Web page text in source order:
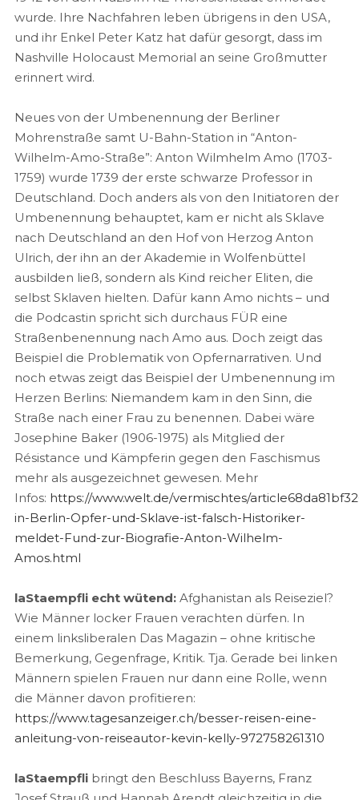
wurde. Ihre Nachfahren leben übrigens in den USA,
und ihr Enkel Peter Katz hat dafür gesorgt, dass im
Nashville Holocaust Memorial an seine Großmutter
erinnert wird.
Neues von der Umbenennung der Berliner
Mohrenstraße samt U-Bahn-Station in “Anton-
Wilhelm-Amo-Straße”: Anton Wilmhelm Amo (1703-
1759) wurde 1739 der erste schwarze Professor in
Deutschland. Doch anders als von den Initiatoren der
Umbenennung behauptet, kam er nicht als Sklave
nach Deutschland an den Hof von Herzog Anton
Ulrich, der ihn an der Akademie in Wolfenbüttel
ausbilden ließ, sondern als Kind reicher Eliten, die
selbst Sklaven hielten. Dafür kann Amo nichts – und
die Podcastin spricht sich durchaus FÜR eine
Straßenbenennung nach Amo aus. Doch zeigt das
Beispiel die Problematik von Opfernarrativen. Und
noch etwas zeigt das Beispiel der Umbenennung im
Herzen Berlins: Niemandem kam in den Sinn, die
Straße nach einer Frau zu benennen. Dabei wäre
Josephine Baker (1906-1975) als Mitglied der
Résistance und Kämpferin gegen den Faschismus
mehr als ausgezeichnet gewesen. Mehr
Infos: https://www.welt.de/vermischtes/
in-Berlin-Opfer-und-Sklave-ist-falsch-Historiker-
meldet-Fund-zur-Biografie-Anton-Wilhelm-
Amos.html
laStaempfli echt wütend: Afghanistan als Reiseziel?
Wie Männer locker Frauen verachten dürfen. In
einem linksliberalen Das Magazin – ohne kritische
Bemerkung, Gegenfrage, Kritik. Tja. Gerade bei linken
Männern spielen Frauen nur dann eine Rolle, wenn
die Männer davon profitieren:
https://www.tagesanzeiger.ch/besser-reisen-eine-
anleitung-von-reiseautor-kevin-kelly-972758261310
laStaempfli bringt den Beschluss Bayerns, Franz